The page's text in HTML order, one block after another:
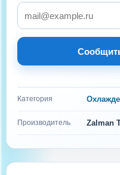
Категория
Производитель Zalman